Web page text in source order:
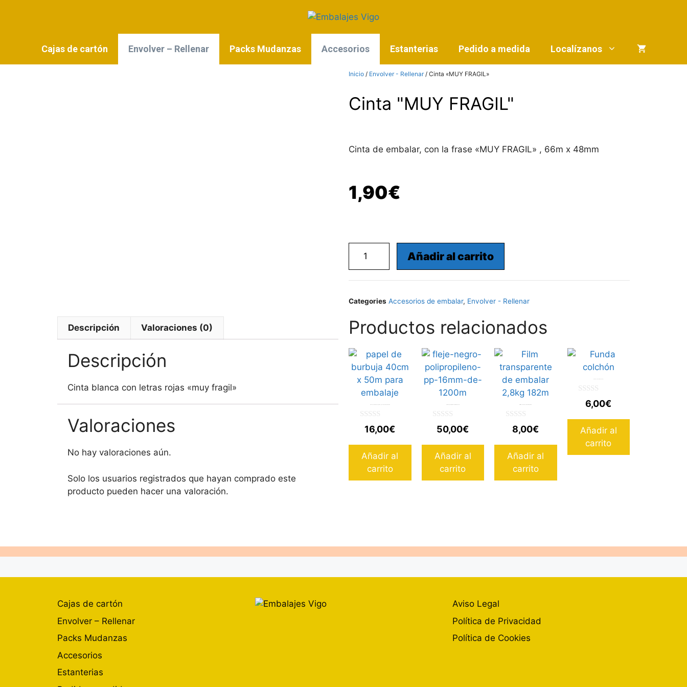
Cajas de cartón Envolver – Rellenar Packs Mudanzas Accesorios Estanterias Pedido a medida Localízanos
Inicio / Envolver - Rellenar/ Cinta «MUY FRAGIL»
Cinta "MUY FRAGIL"
Cinta de embalar, con la frase «MUY FRAGIL» , 66m x 48mm
1,90€
Añadir al carrito
Categories Accesorios de embalar, Envolver - Rellenar
Descripción Valoraciones (0)
Descripción
Cinta blanca con letras rojas «muy fragil»
Valoraciones
No hay valoraciones aún.
Solo los usuarios registrados que hayan comprado este
producto pueden hacer una valoración.
Productos relacionados
5
16,00€
Añadir al
carrito
5
50,00€
Añadir al
carrito
5
8,00€
Añadir al
carrito
5
6,00€
Añadir al
carrito
Cajas de cartón
Envolver – Rellenar
Packs Mudanzas
Accesorios
Estanterias
Aviso Legal
Política de Privacidad
Política de Cookies